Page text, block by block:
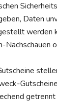
Daten
werden
Nachschauen